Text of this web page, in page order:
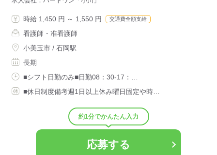
時給 1,450 円 ～ 1,550 円 交通費全額支給
看護師・准看護師
小美玉市 / 石岡駅
長期
■シフト日勤のみ■日勤08：30-17：…
■休日制度備考週1日以上休み曜日固定や時…
約1分でかんたん入力
応募する